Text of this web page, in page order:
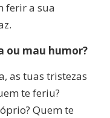
ferir a sua
ou mau humor?
as tuas tristezas
te feriu?
Quem te